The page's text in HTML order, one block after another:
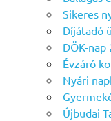
Sikeres
Díjátadó
DÖK-nap
Évzáró
Nyári
Újbudai